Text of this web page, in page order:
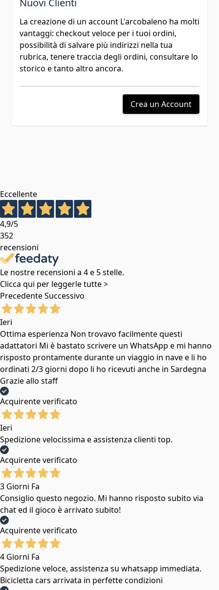
Nuovi Clienti
La creazione di un account L'arcobaleno ha molti
vantaggi: checkout veloce per i tuoi ordini,
possibilità di salvare più indirizzi nella tua
rubrica, tenere traccia degli ordini, consultare lo
storico e tanto altro ancora.
Crea un Account
Eccellente
4,9/5
352
recensioni
Le nostre recensioni a 4 e 5 stelle.
Clicca qui per leggerle tutte >
PrecedenteSuccessivo
Ieri
Ottima esperienza Non trovavo facilmente questi
adattatori Mi è bastato scrivere un WhatsApp e mi hanno
risposto prontamente durante un viaggio in nave e li ho
ordinati 2/3 giorni dopo li ho ricevuti anche in Sardegna
Grazie allo staff
Acquirente verificato
Ieri
Spedizione velocissima e assistenza clienti top.
Acquirente verificato
3 Giorni Fa
Consiglio questo negozio. Mi hanno risposto subito via
chat ed il gioco è arrivato subito!
Acquirente verificato
4 Giorni Fa
Spedizione veloce, assistenza su whatsapp immediata.
Bicicletta cars arrivata in perfette condizioni